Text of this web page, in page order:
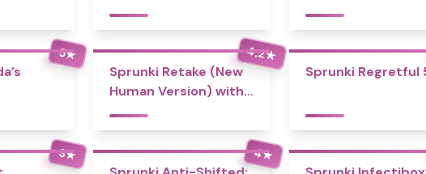
5★ 4.2★
Sprunki Retake (New
Human Version) with
Bonus
Sprunki Regretful
3★ 4★